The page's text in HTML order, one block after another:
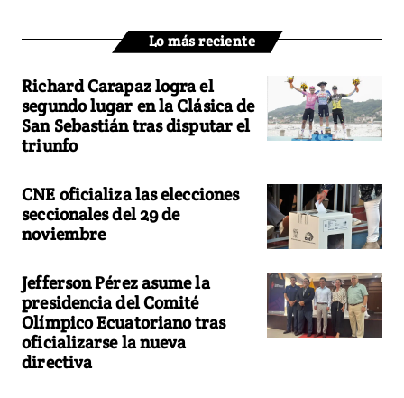
Lo más reciente
Richard Carapaz logra el
segundo lugar en la Clásica de
San Sebastián tras disputar el
triunfo
CNE oficializa las elecciones
seccionales del 29 de
noviembre
Jefferson Pérez asume la
presidencia del Comité
Olímpico Ecuatoriano tras
oficializarse la nueva
directiva